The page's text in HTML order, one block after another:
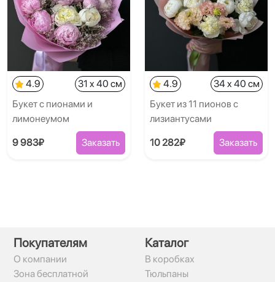
4.9
31 x 40 см
Букет с пионами и
лимонеумом
9 983₽ Заказать
4.9
34 x 40 см
Букет из 11 пионов с
лизиантусами
10 282₽ Заказать
Покупателям
О компании
Зона бесплатной
Каталог
В коробках
Тюльпаны